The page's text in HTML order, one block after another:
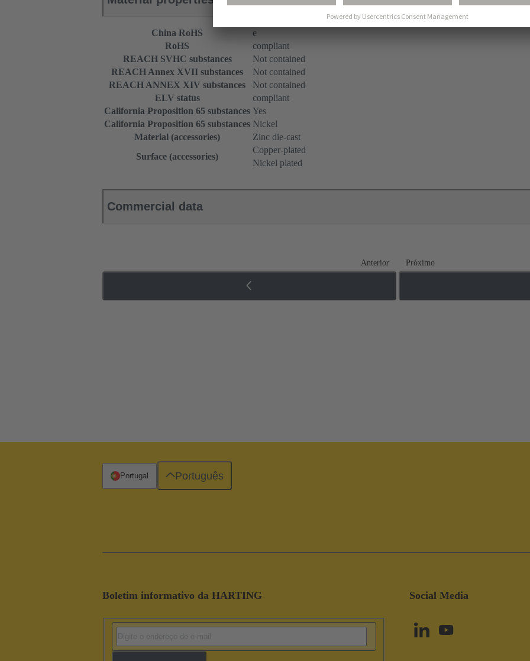
China RoHS
e
RoHS
compliant
REACH SVHC substances
Not contained
REACH Annex XVII substances
Not contained
REACH ANNEX XIV substances
Not contained
ELV status
compliant
California Proposition 65 substances Yes
California Proposition 65 substances Nickel
Material (accessories)
Zinc die-cast
Surface (accessories)
Copper-plated
Nickel plated
Commercial data
Anterior Próximo
Boletim informativo da HARTING Social Media
Portugal Português